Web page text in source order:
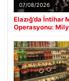
07/08/2026
Elazığ’da
Operasyonu: